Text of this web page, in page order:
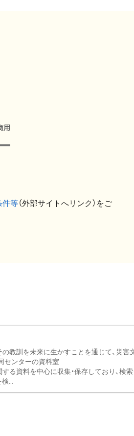
用
件等（外部サイトへリンク）をご
の教訓を未来に生かすことを通じて、災害
センターの資料室
る資料を中心に収集・保存しており、検
...